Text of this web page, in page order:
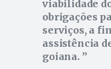
viabilidade
obrigações
serviços, a
assistência
goiana.